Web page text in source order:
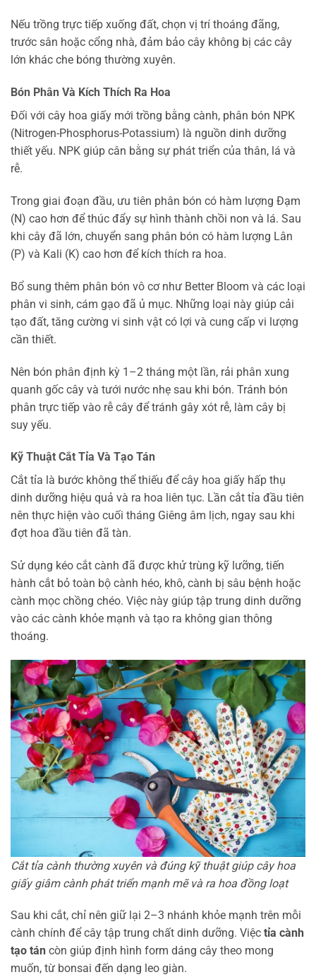
Nếu trồng trực tiếp xuống đất, chọn vị trí thoáng đãng,
trước sân hoặc cổng nhà, đảm bảo cây không bị các cây
lớn khác che bóng thường xuyên.
Bón Phân Và Kích Thích Ra Hoa
Đối với cây hoa giấy mới trồng bằng cành, phân bón NPK
(Nitrogen-Phosphorus-Potassium) là nguồn dinh dưỡng
thiết yếu. NPK giúp cân bằng sự phát triển của thân, lá và
rễ.
Trong giai đoạn đầu, ưu tiên phân bón có hàm lượng Đạm
(N) cao hơn để thúc đẩy sự hình thành chồi non và lá. Sau
khi cây đã lớn, chuyển sang phân bón có hàm lượng Lân
(P) và Kali (K) cao hơn để kích thích ra hoa.
Bổ sung thêm phân bón vô cơ như Better Bloom và các loại
phân vi sinh, cám gạo đã ủ mục. Những loại này giúp cải
tạo đất, tăng cường vi sinh vật có lợi và cung cấp vi lượng
cần thiết.
Nên bón phân định kỳ 1–2 tháng một lần, rải phân xung
quanh gốc cây và tưới nước nhẹ sau khi bón. Tránh bón
phân trực tiếp vào rễ cây để tránh gây xót rễ, làm cây bị
suy yếu.
Kỹ Thuật Cắt Tỉa Và Tạo Tán
Cắt tỉa là bước không thể thiếu để cây hoa giấy hấp thụ
dinh dưỡng hiệu quả và ra hoa liên tục. Lần cắt tỉa đầu tiên
nên thực hiện vào cuối tháng Giêng âm lịch, ngay sau khi
đợt hoa đầu tiên đã tàn.
Sử dụng kéo cắt cành đã được khử trùng kỹ lưỡng, tiến
hành cắt bỏ toàn bộ cành héo, khô, cành bị sâu bệnh hoặc
cành mọc chồng chéo. Việc này giúp tập trung dinh dưỡng
vào các cành khỏe mạnh và tạo ra không gian thông
thoáng.
Cắt tỉa cành thường xuyên và đúng kỹ thuật giúp cây hoa
giấy giâm cành phát triển mạnh mẽ và ra hoa đồng loạt
Sau khi cắt, chỉ nên giữ lại 2–3 nhánh khỏe mạnh trên mỗi
cành chính để cây tập trung chất dinh dưỡng. Việc tỉa cành
tạo tán còn giúp định hình form dáng cây theo mong
muốn, từ bonsai đến dạng leo giàn.